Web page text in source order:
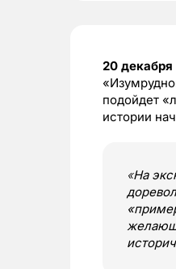
20 декабря
подойдет
истории
«На